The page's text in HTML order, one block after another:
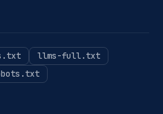
llms-full.txt